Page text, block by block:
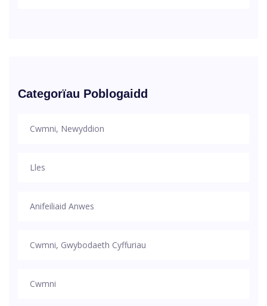
Categorïau Poblogaidd
Cwmni, Newyddion
Lles
Anifeiliaid Anwes
Cwmni, Gwybodaeth Cyffuriau
Cwmni